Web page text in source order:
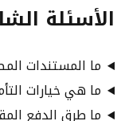
الأسئلة
ما المستندات
ما هي خيارات
ما طرق الدفع